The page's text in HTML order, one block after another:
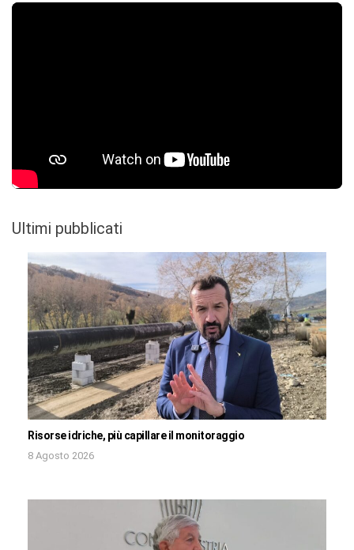
Ultimi pubblicati
Risorse idriche, più capillare il monitoraggio
8 Agosto 2026